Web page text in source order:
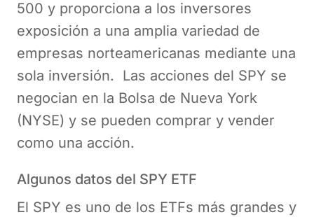
500 y proporciona a los inversores
exposición a una amplia variedad de
empresas norteamericanas mediante una
sola inversión. Las acciones del SPY se
negocian en la Bolsa de Nueva York
(NYSE) y se pueden comprar y vender
como una acción.
Algunos datos del SPY ETF
El SPY es uno de los ETFs más grandes y